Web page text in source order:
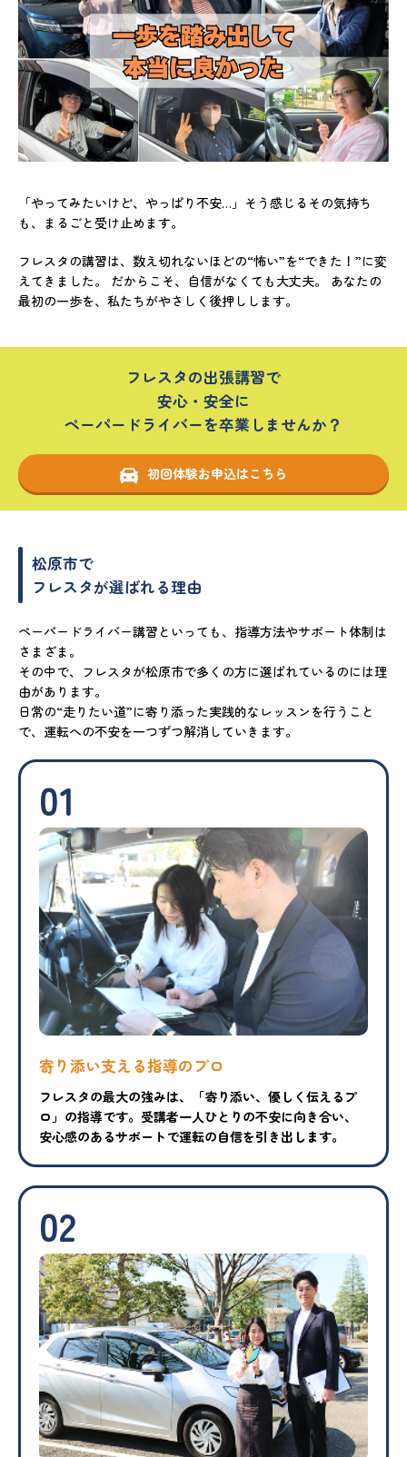
「やってみたいけど、やっぱり不安…」そう感じるその気持ち
も、まるごと受け止めます。
フレスタの講習は、数え切れないほどの“怖い”を“できた！”に変
えてきました。 だからこそ、自信がなくても大丈夫。 あなたの
最初の一歩を、私たちがやさしく後押しします。
フレスタの出張講習で
安心・安全に
ペーパードライバーを卒業しませんか？
初回体験お申込はこちら
松原市で
フレスタが選ばれる理由
ペーパードライバー講習といっても、指導方法やサポート体制は
さまざま。
その中で、フレスタが松原市で多くの方に選ばれているのには理
由があります。
日常の“走りたい道”に寄り添った実践的なレッスンを行うこと
で、運転への不安を一つずつ解消していきます。
01
寄り添い支える指導のプロ
フレスタの最大の強みは、「寄り添い、優しく伝えるプ
ロ」の指導です。受講者一人ひとりの不安に向き合い、
安心感のあるサポートで運転の自信を引き出します。
02